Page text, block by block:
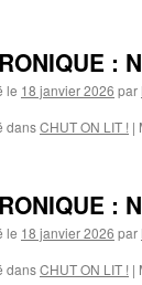
:
le 18 janvier 2026 par
dansCHUT ON LIT ! |
:
le 18 janvier 2026 par
dansCHUT ON LIT ! |